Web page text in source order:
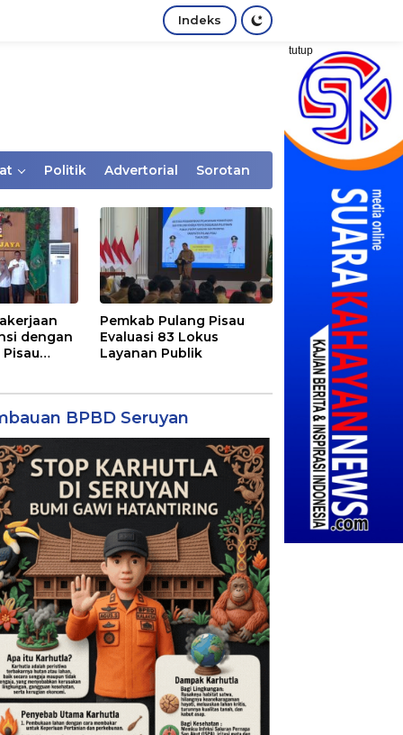
Indeks
tutup
Politik Advertorial Sorotan
dengan
Pemkab Pulang Pisau
Evaluasi 83 Lokus
Layanan Publik
BPBD Seruyan